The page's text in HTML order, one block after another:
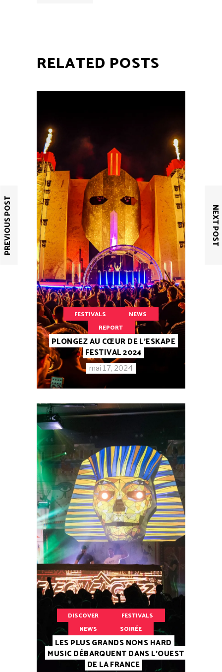
PREVIOUS POST NEXT POST
RELATED POSTS
FESTIVALS
NEWS
REPORT
PLONGEZ AU CŒUR DE L’ESKAPE
FESTIVAL 2024
mai 17, 2024
DISCOVER
FESTIVALS
NEWS
SOIRÉE
LES PLUS GRANDS NOMS HARD
MUSIC DÉBARQUENT DANS L’OUEST
DE LA FRANCE